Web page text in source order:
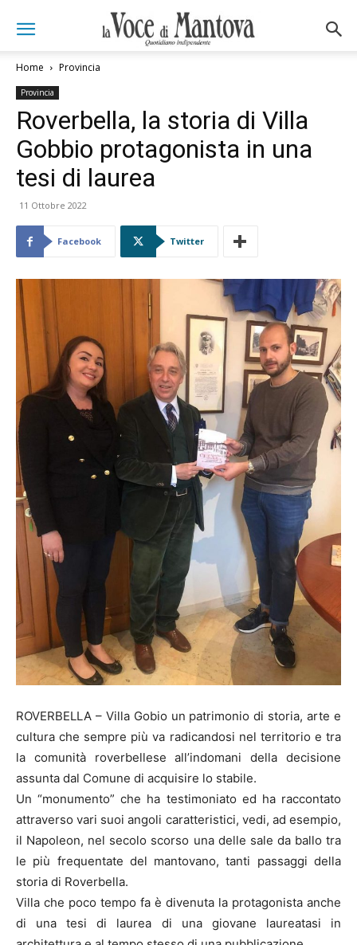
Home Provincia
Provincia
Roverbella, la storia di Villa
Gobbio protagonista in una
tesi di laurea
11 Ottobre 2022
Facebook Twitter
ROVERBELLA – Villa Gobio un patrimonio di storia, arte e
cultura che sempre più va radicandosi nel territorio e tra
la comunità roverbellese all’indomani della decisione
assunta dal Comune di acquisire lo stabile.
Un “monumento” che ha testimoniato ed ha raccontato
attraverso vari suoi angoli caratteristici, vedi, ad esempio,
il Napoleon, nel secolo scorso una delle sale da ballo tra
le più frequentate del mantovano, tanti passaggi della
storia di Roverbella.
Villa che poco tempo fa è divenuta la protagonista anche
di una tesi di laurea di una giovane laureatasi in